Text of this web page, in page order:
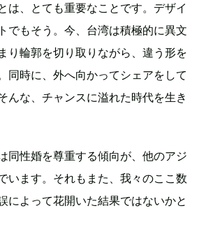
は、とても重要なことです。デザイ
でもそう。今、台湾は積極的に異文
り輪郭を切り取りながら、違う形を
同時に、外へ向かってシェアをして
んな、チャンスに溢れた時代を生き
同性婚を尊重する傾向が、他のアジ
います。それもまた、我々のここ数
によって花開いた結果ではないかと